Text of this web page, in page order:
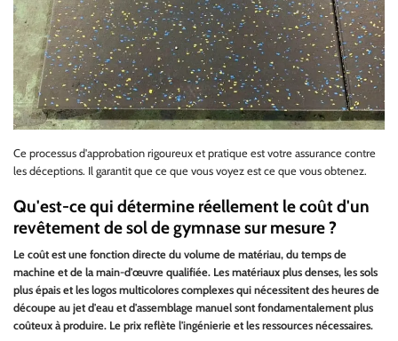
Ce processus d'approbation rigoureux et pratique est votre assurance contre
les déceptions. Il garantit que ce que vous voyez est ce que vous obtenez.
Qu'est-ce qui détermine réellement le coût d'un
revêtement de sol de gymnase sur mesure ?
Le coût est une fonction directe du volume de matériau, du temps de
machine et de la main-d'œuvre qualifiée. Les matériaux plus denses, les sols
plus épais et les logos multicolores complexes qui nécessitent des heures de
découpe au jet d'eau et d'assemblage manuel sont fondamentalement plus
coûteux à produire. Le prix reflète l'ingénierie et les ressources nécessaires.